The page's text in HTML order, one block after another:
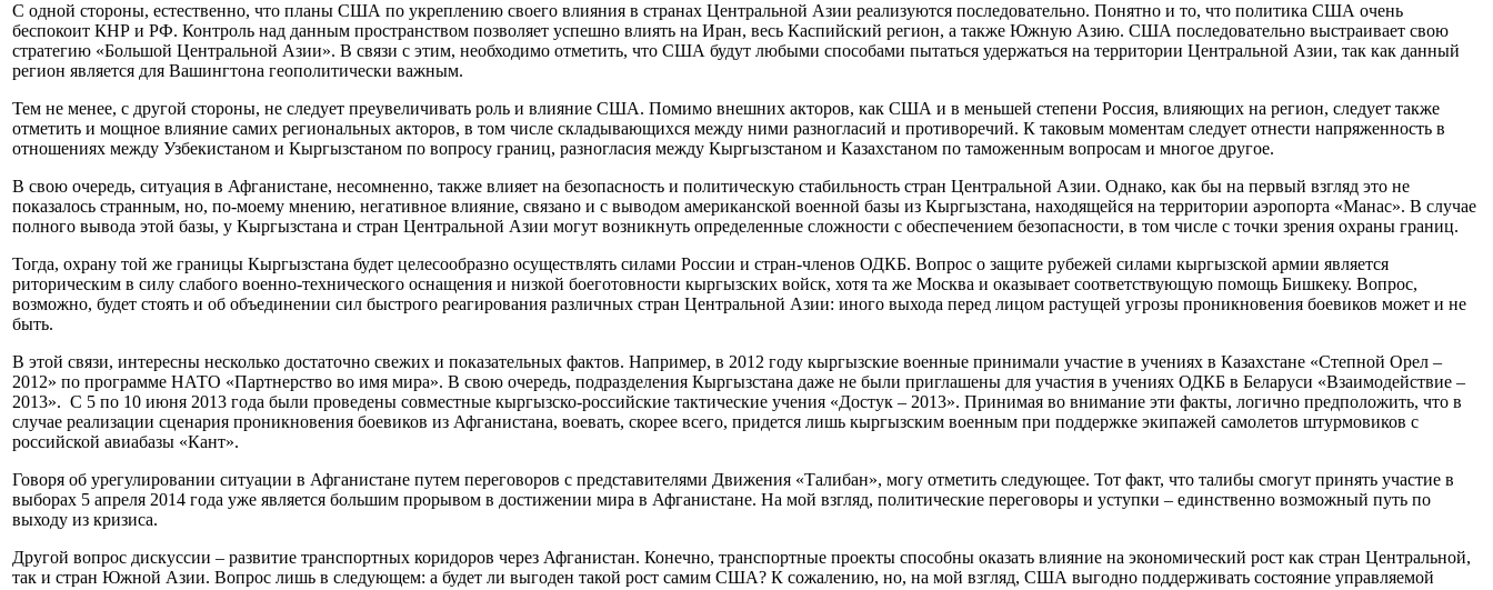
С одной стороны, естественно, что планы США по укреплению своего влияния в странах Центральной Азии реализуются последовательно. Понятно и то, что политика США очень
беспокоит КНР и РФ. Контроль над данным пространством позволяет успешно влиять на Иран, весь Каспийский регион, а также Южную Азию. США последовательно выстраивает свою
стратегию «Большой Центральной Азии». В связи с этим, необходимо отметить, что США будут любыми способами пытаться удержаться на территории Центральной Азии, так как данный
регион является для Вашингтона геополитически важным.
Тем не менее, с другой стороны, не следует преувеличивать роль и влияние США. Помимо внешних акторов, как США и в меньшей степени Россия, влияющих на регион, следует также
отметить и мощное влияние самих региональных акторов, в том числе складывающихся между ними разногласий и противоречий. К таковым моментам следует отнести напряженность в
отношениях между Узбекистаном и Кыргызстаном по вопросу границ, разногласия между Кыргызстаном и Казахстаном по таможенным вопросам и многое другое.
В свою очередь, ситуация в Афганистане, несомненно, также влияет на безопасность и политическую стабильность стран Центральной Азии. Однако, как бы на первый взгляд это не
показалось странным, но, по-моему мнению, негативное влияние, связано и с выводом американской военной базы из Кыргызстана, находящейся на территории аэропорта «Манас». В случае
полного вывода этой базы, у Кыргызстана и стран Центральной Азии могут возникнуть определенные сложности с обеспечением безопасности, в том числе с точки зрения охраны границ.
Тогда, охрану той же границы Кыргызстана будет целесообразно осуществлять силами России и стран-членов ОДКБ. Вопрос о защите рубежей силами кыргызской армии является
риторическим в силу слабого военно-технического оснащения и низкой боеготовности кыргызских войск, хотя та же Москва и оказывает соответствующую помощь Бишкеку. Вопрос,
возможно, будет стоять и об объединении сил быстрого реагирования различных стран Центральной Азии: иного выхода перед лицом растущей угрозы проникновения боевиков может и не
быть.
В этой связи, интересны несколько достаточно свежих и показательных фактов. Например, в 2012 году кыргызские военные принимали участие в учениях в Казахстане «Степной Орел –
2012» по программе НАТО «Партнерство во имя мира». В свою очередь, подразделения Кыргызстана даже не были приглашены для участия в учениях ОДКБ в Беларуси «Взаимодействие –
2013». С 5 по 10 июня 2013 года были проведены совместные кыргызско-российские тактические учения «Достук – 2013». Принимая во внимание эти факты, логично предположить, что в
случае реализации сценария проникновения боевиков из Афганистана, воевать, скорее всего, придется лишь кыргызским военным при поддержке экипажей самолетов штурмовиков с
российской авиабазы «Кант».
Говоря об урегулировании ситуации в Афганистане путем переговоров с представителями Движения «Талибан», могу отметить следующее. Тот факт, что талибы смогут принять участие в
выборах 5 апреля 2014 года уже является большим прорывом в достижении мира в Афганистане. На мой взгляд, политические переговоры и уступки – единственно возможный путь по
выходу из кризиса.
Другой вопрос дискуссии – развитие транспортных коридоров через Афганистан. Конечно, транспортные проекты способны оказать влияние на экономический рост как стран Центральной,
так и стран Южной Азии. Вопрос лишь в следующем: а будет ли выгоден такой рост самим США? К сожалению, но, на мой взгляд, США выгодно поддерживать состояние управляемой